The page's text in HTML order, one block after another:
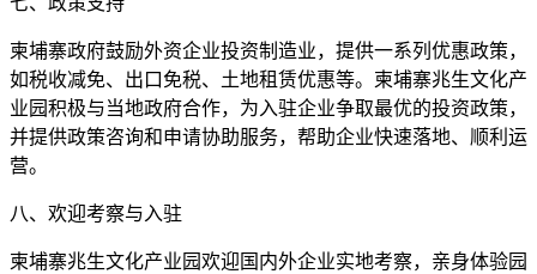
柬埔寨政府鼓励外资企业投资制造业，提供一系列优惠政策，
如税收减免、出口免税、土地租赁优惠等。柬埔寨兆生文化产
业园积极与当地政府合作，为入驻企业争取最优的投资政策，
并提供政策咨询和申请协助服务，帮助企业快速落地、顺利运
营。
八、欢迎考察与入驻
柬埔寨兆生文化产业园欢迎国内外企业实地考察，亲身体验园